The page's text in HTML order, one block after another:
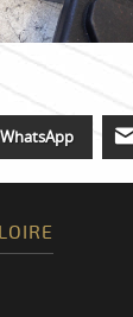
WhatsApp